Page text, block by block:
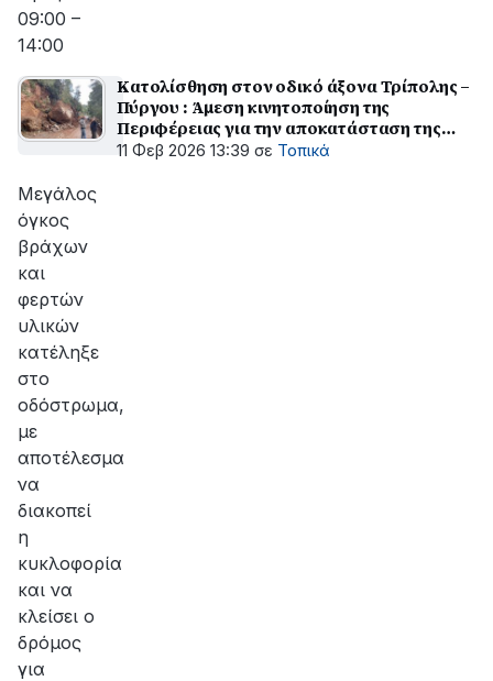
09:00 –
14:00
Κατολίσθηση στον οδικό άξονα Τρίπολης –
Πύργου : Άμεση κινητοποίηση της
Περιφέρειας για την αποκατάσταση της
κυκλοφορίας
11 Φεβ 2026 13:39 σε Τοπικά
Μεγάλος
όγκος
βράχων
και
φερτών
υλικών
κατέληξε
στο
οδόστρωμα,
με
αποτέλεσμα
να
διακοπεί
η
κυκλοφορία
και να
κλείσει ο
δρόμος
για